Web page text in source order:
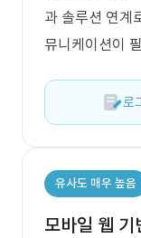
과 솔루션 연계
뮤니케이션이
로
유사도 매우 높음
모바일 웹